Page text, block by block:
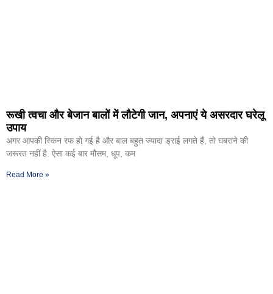
रूखी त्वचा और बेजान बालों में लौटेगी जान, अपनाएं ये असरदार घरेलू
उपाय
अगर आपकी स्किन रफ हो गई है और बाल बहुत ज्यादा ड्राई लगते हैं, तो घबराने की
जरूरत नहीं है. ऐसा कई बार मौसम, धूप, कम
Read More »